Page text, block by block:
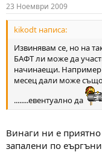
23 Ноември 2009
kikodt написа:
Извинявам се, но на
БАФТ ли може да
начинаещи. Например
месец дали може
........евентуално да
Винаги ни е
запалени по